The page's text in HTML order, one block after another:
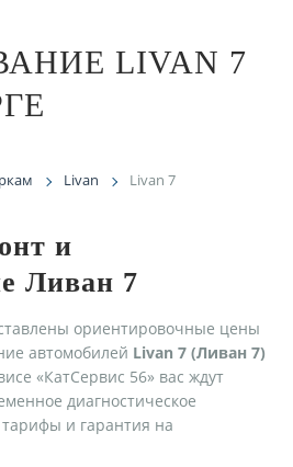
LIVAN 7
Livan Livan 7
и
Ливан 7
ориентировочные цены
автомобилей Livan 7 (Ливан 7)
«КатСервис 56» вас ждут
диагностическое
и гарантия на